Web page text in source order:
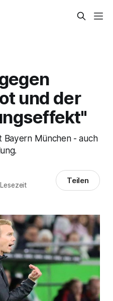
und der
Bayern München - auch
Teilen